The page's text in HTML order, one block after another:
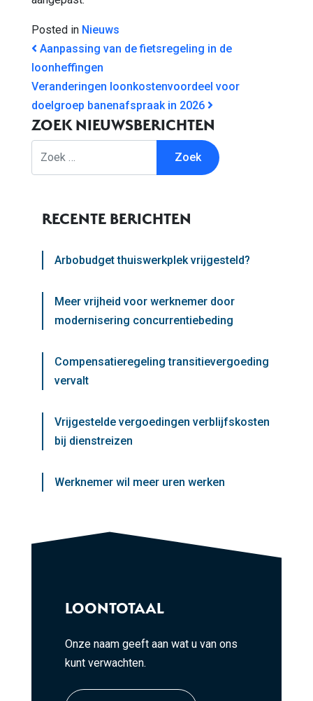
Posted in Nieuws
BERICHT NAVIGATIE
Aanpassing van de fietsregeling in de
loonheffingen
Veranderingen loonkostenvoordeel voor
doelgroep banenafspraak in 2026
ZOEK NIEUWSBERICHTEN
RECENTE BERICHTEN
Arbobudget thuiswerkplek vrijgesteld?
Meer vrijheid voor werknemer door
modernisering concurrentiebeding
Compensatieregeling transitievergoeding
vervalt
Vrijgestelde vergoedingen verblijfskosten
bij dienstreizen
Werknemer wil meer uren werken
LOONTOTAAL
Onze naam geeft aan wat u van ons
kunt verwachten.